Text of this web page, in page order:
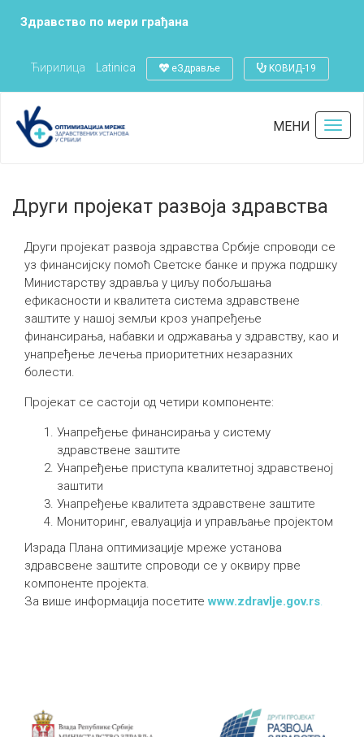
Здравство по мери грађана
Ћирилица Latinica еЗдравље KОВИД-19
МЕНИ
Почетна
Други пројекат развоја здравства
Други пројекат развоја здравства Србије спроводи се
уз финансијску помоћ Светске банке и пружа подршку
Министарству здравља у циљу побољшања
ефикасности и квалитета система здравствене
заштите у нашој земљи кроз унапређење
финансирања, набавки и одржавања у здравству, као и
унапређење лечења приоритетних незаразних
болести.
Пројекат се састоји од четири компоненте:
Унапређење финансирања у систему
здравствене заштите
Унапређење приступа квалитетној здравственој
заштити
Унапређење квалитета здравствене заштите
Мониторинг, евалуација и управљање пројектом
Израда Плана оптимизације мреже установа
здравсвене заштите спроводи се у оквиру прве
компоненте пројекта.
За више информација посетитеwww.zdravlje.gov.rs.